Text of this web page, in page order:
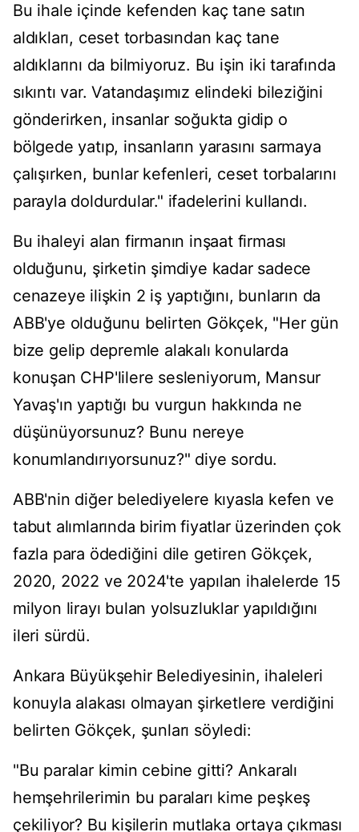
Bu ihale içinde kefenden kaç tane satın
aldıkları, ceset torbasından kaç tane
aldıklarını da bilmiyoruz. Bu işin iki tarafında
sıkıntı var. Vatandaşımız elindeki bileziğini
gönderirken, insanlar soğukta gidip o
bölgede yatıp, insanların yarasını sarmaya
çalışırken, bunlar kefenleri, ceset torbalarını
parayla doldurdular." ifadelerini kullandı.
Bu ihaleyi alan firmanın inşaat firması
olduğunu, şirketin şimdiye kadar sadece
cenazeye ilişkin 2 iş yaptığını, bunların da
ABB'ye olduğunu belirten Gökçek, "Her gün
bize gelip depremle alakalı konularda
konuşan CHP'lilere sesleniyorum, Mansur
Yavaş'ın yaptığı bu vurgun hakkında ne
düşünüyorsunuz? Bunu nereye
konumlandırıyorsunuz?" diye sordu.
ABB'nin diğer belediyelere kıyasla kefen ve
tabut alımlarında birim fiyatlar üzerinden çok
fazla para ödediğini dile getiren Gökçek,
2020, 2022 ve 2024'te yapılan ihalelerde 15
milyon lirayı bulan yolsuzluklar yapıldığını
ileri sürdü.
Ankara Büyükşehir Belediyesinin, ihaleleri
konuyla alakası olmayan şirketlere verdiğini
belirten Gökçek, şunları söyledi:
"Bu paralar kimin cebine gitti? Ankaralı
hemşehrilerimin bu paraları kime peşkeş
çekiliyor? Bu kişilerin mutlaka ortaya çıkması